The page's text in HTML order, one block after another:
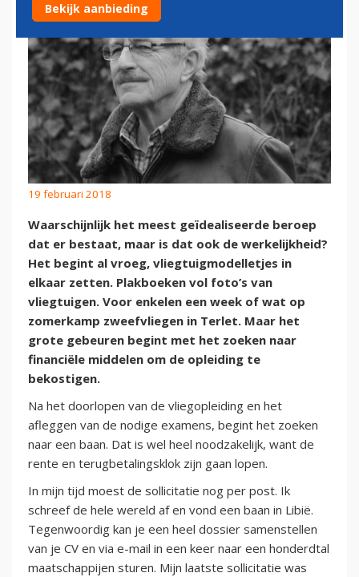
19 februari 2018
Waarschijnlijk het meest geïdealiseerde beroep
dat er bestaat, maar is dat ook de werkelijkheid?
Het begint al vroeg, vliegtuigmodelletjes in
elkaar zetten. Plakboeken vol foto’s van
vliegtuigen. Voor enkelen een week of wat op
zomerkamp zweefvliegen in Terlet. Maar het
grote gebeuren begint met het zoeken naar
financiële middelen om de opleiding te
bekostigen.
Na het doorlopen van de vliegopleiding en het
afleggen van de nodige examens, begint het zoeken
naar een baan. Dat is wel heel noodzakelijk, want de
rente en terugbetalingsklok zijn gaan lopen.
In mijn tijd moest de sollicitatie nog per post. Ik
schreef de hele wereld af en vond een baan in Libië.
Tegenwoordig kan je een heel dossier samenstellen
van je CV en via e-mail in een keer naar een honderdtal
maatschappijen sturen. Mijn laatste sollicitatie was
Bekijk aanbieding